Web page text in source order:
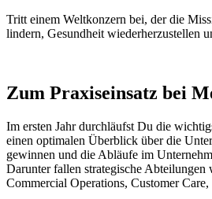
Tritt einem Weltkonzern bei, der die
lindern, Gesundheit wiederherzustellen
Zum Praxiseinsatz bei
Im ersten Jahr durchläufst Du die
einen optimalen Überblick über die
gewinnen und die Abläufe im
Darunter fallen strategische Abteilungen
Commercial Operations, Customer Care,